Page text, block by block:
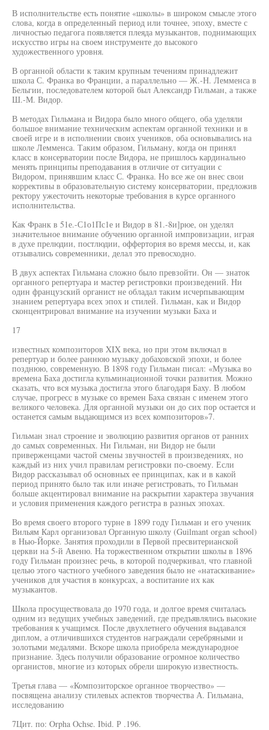
В исполнительстве есть понятие «школы» в широком смысле этого
слова, когда в определенный период или точнее, эпоху, вместе с
личностью педагога появляется плеяда музыкантов, поднимающих
искусство игры на своем инструменте до высокого
художественного уровня.
В органной области к таким крупным течениям принадлежит
школа С. Франка во Франции, а параллельно — Ж.-Н. Лемменса в
Бельгии, последователем которой был Александр Гильман, а также
Ш.-М. Видор.
В методах Гильмана и Видора было много общего, оба уделяли
большое внимание техническим аспектам органной техники и в
своей игре и в исполнении своих учеников, оба основывались на
школе Лемменса. Таким образом, Гильману, когда он принял
класс в консерватории после Видора, не пришлось кардинально
менять принципы преподавания в отличие от ситуации с
Видором, принявшим класс С. Франка. Но все же он внес свои
коррективы в образовательную систему консерватории, предложив
ректору ужесточить некоторые требования в курсе органного
исполнительства.
Как Франк в 51е.-С1о1Пс1е и Видор в 81.-8и]рюе, он уделял
значительное внимание обучению органной импровизации, играя
в духе прелюдии, постлюдии, оффертория во время мессы, и, как
отзывались современники, делал это превосходно.
В двух аспектах Гильмана сложно было превзойти. Он — знаток
органного репертуара и мастер регистровки произведений. Ни
один французский органист не обладал таким исчерпывающим
знанием репертуара всех эпох и стилей. Гильман, как и Видор
сконцентрировал внимание на изучении музыки Баха и
17
известных композиторов XIX века, но при этом включал в
репертуар и более раннюю музыку добаховской эпохи, и более
позднюю, современную. В 1898 году Гильман писал: «Музыка во
времена Баха достигла кульминационной точки развития. Можно
сказать, что вся музыка достигла этого благодаря Баху. В любом
случае, прогресс в музыке со времен Баха связан с именем этого
великого человека. Для органной музыки он до сих пор остается и
останется самым выдающимся из всех композиторов»7.
Гильман знал строение и эволюцию развития органов от ранних
до самых современных. Ни Гильман, ни Видор не были
приверженцами частой смены звучностей в произведениях, но
каждый из них учил правилам регистровки по-своему. Если
Видор рассказывал об основных ее принципах, как и в какой
период принято было так или иначе регистровать, то Гильман
больше акцентировал внимание на раскрытии характера звучания
и условия применения каждого регистра в разных эпохах.
Во время своего второго турне в 1899 году Гильман и его ученик
Вильям Карл организовал Органную школу (Guilmant organ school)
в Нью-Йорке. Занятия проходили в Первой пресвитерианской
церкви на 5-й Авеню. На торжественном открытии школы в 1896
году Гильман произнес речь, в которой подчеркивал, что главной
целью этого частного учебного заведения было не «натаскивание»
учеников для участия в конкурсах, а воспитание их как
музыкантов.
Школа просуществовала до 1970 года, и долгое время считалась
одним из ведущих учебных заведений, где предъявлялись высокие
требования к учащимся. После двухлетнего обучения выдавался
диплом, а отличившихся студентов награждали серебряными и
золотыми медалями. Вскоре школа приобрела международное
признание. Здесь получили образование огромное количество
органистов, многие из которых обрели широкую известность.
Третья глава — «Композиторское органное творчество» —
посвящена анализу стилевых аспектов творчества А. Гильмана,
исследованию
7Цит. по: Orpha Ochse. Ibid. Р .196.